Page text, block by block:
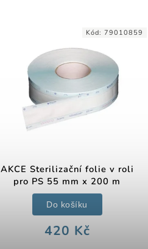
AKCE Sterilizační folie v roli
pro PS 55 mm x 200 m
420 Kč
Do košíku
Kód: 79010859